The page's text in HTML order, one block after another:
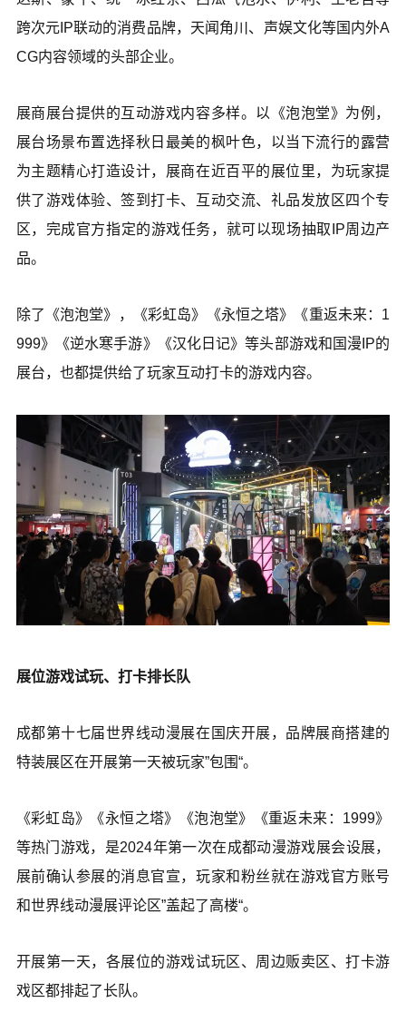
跨次元IP联动的消费品牌，天闻角川、声娱文化等国内外A
CG内容领域的头部企业。
展商展台提供的互动游戏内容多样。以《泡泡堂》为例，
展台场景布置选择秋日最美的枫叶色，以当下流行的露营
为主题精心打造设计，展商在近百平的展位里，为玩家提
供了游戏体验、签到打卡、互动交流、礼品发放区四个专
区，完成官方指定的游戏任务，就可以现场抽取IP周边产
品。
除了《泡泡堂》，《彩虹岛》《永恒之塔》《重返未来：1
999》《逆水寒手游》《汉化日记》等头部游戏和国漫IP的
展台，也都提供给了玩家互动打卡的游戏内容。
展位游戏试玩、打卡排长队
成都第十七届世界线动漫展在国庆开展，品牌展商搭建的
特装展区在开展第一天被玩家”包围“。
《彩虹岛》《永恒之塔》《泡泡堂》《重返未来：1999》
等热门游戏，是2024年第一次在成都动漫游戏展会设展，
展前确认参展的消息官宣，玩家和粉丝就在游戏官方账号
和世界线动漫展评论区”盖起了高楼“。
开展第一天，各展位的游戏试玩区、周边贩卖区、打卡游
戏区都排起了长队。